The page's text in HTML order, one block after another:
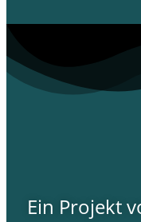
Ein Projekt